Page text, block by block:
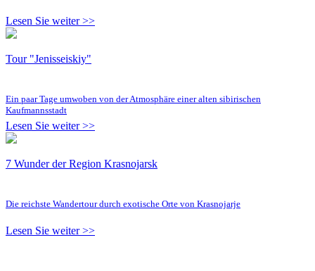
Lesen Sie weiter >>
Tour "Jenisseiskiy"
Ein paar Tage umwoben von der Atmosphäre einer alten sibirischen
Kaufmannsstadt
Lesen Sie weiter >>
7 Wunder der Region Krasnojarsk
Die reichste Wandertour durch exotische Orte von Krasnojarje
Lesen Sie weiter >>